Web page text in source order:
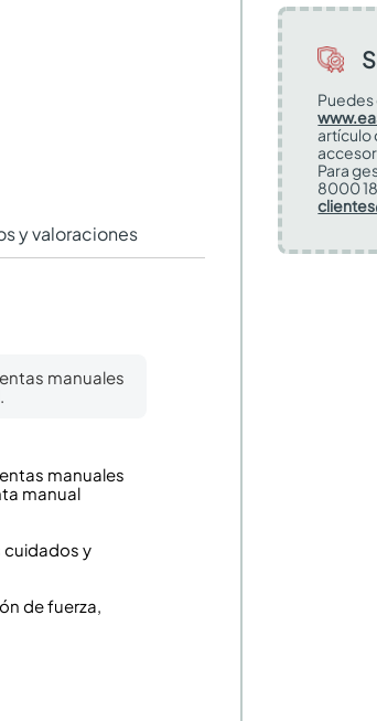
y valoraciones
manuales
manuales
manual
cuidados y
de fuerza,
artículo
Para
8000